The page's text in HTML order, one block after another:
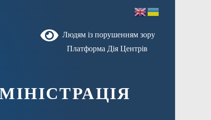
Людям із порушенням зору
Платформа Дія Центрів